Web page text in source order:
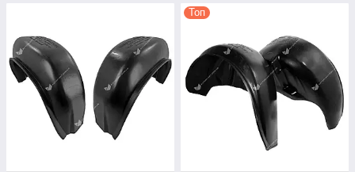
Топ